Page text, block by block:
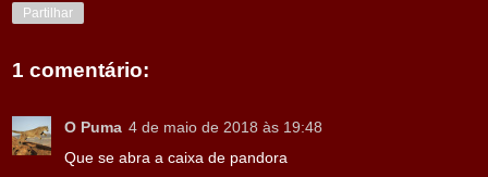
Partilhar
1 comentário:
O Puma 4 de maio de 2018 às 19:48
Que se abra a caixa de pandora